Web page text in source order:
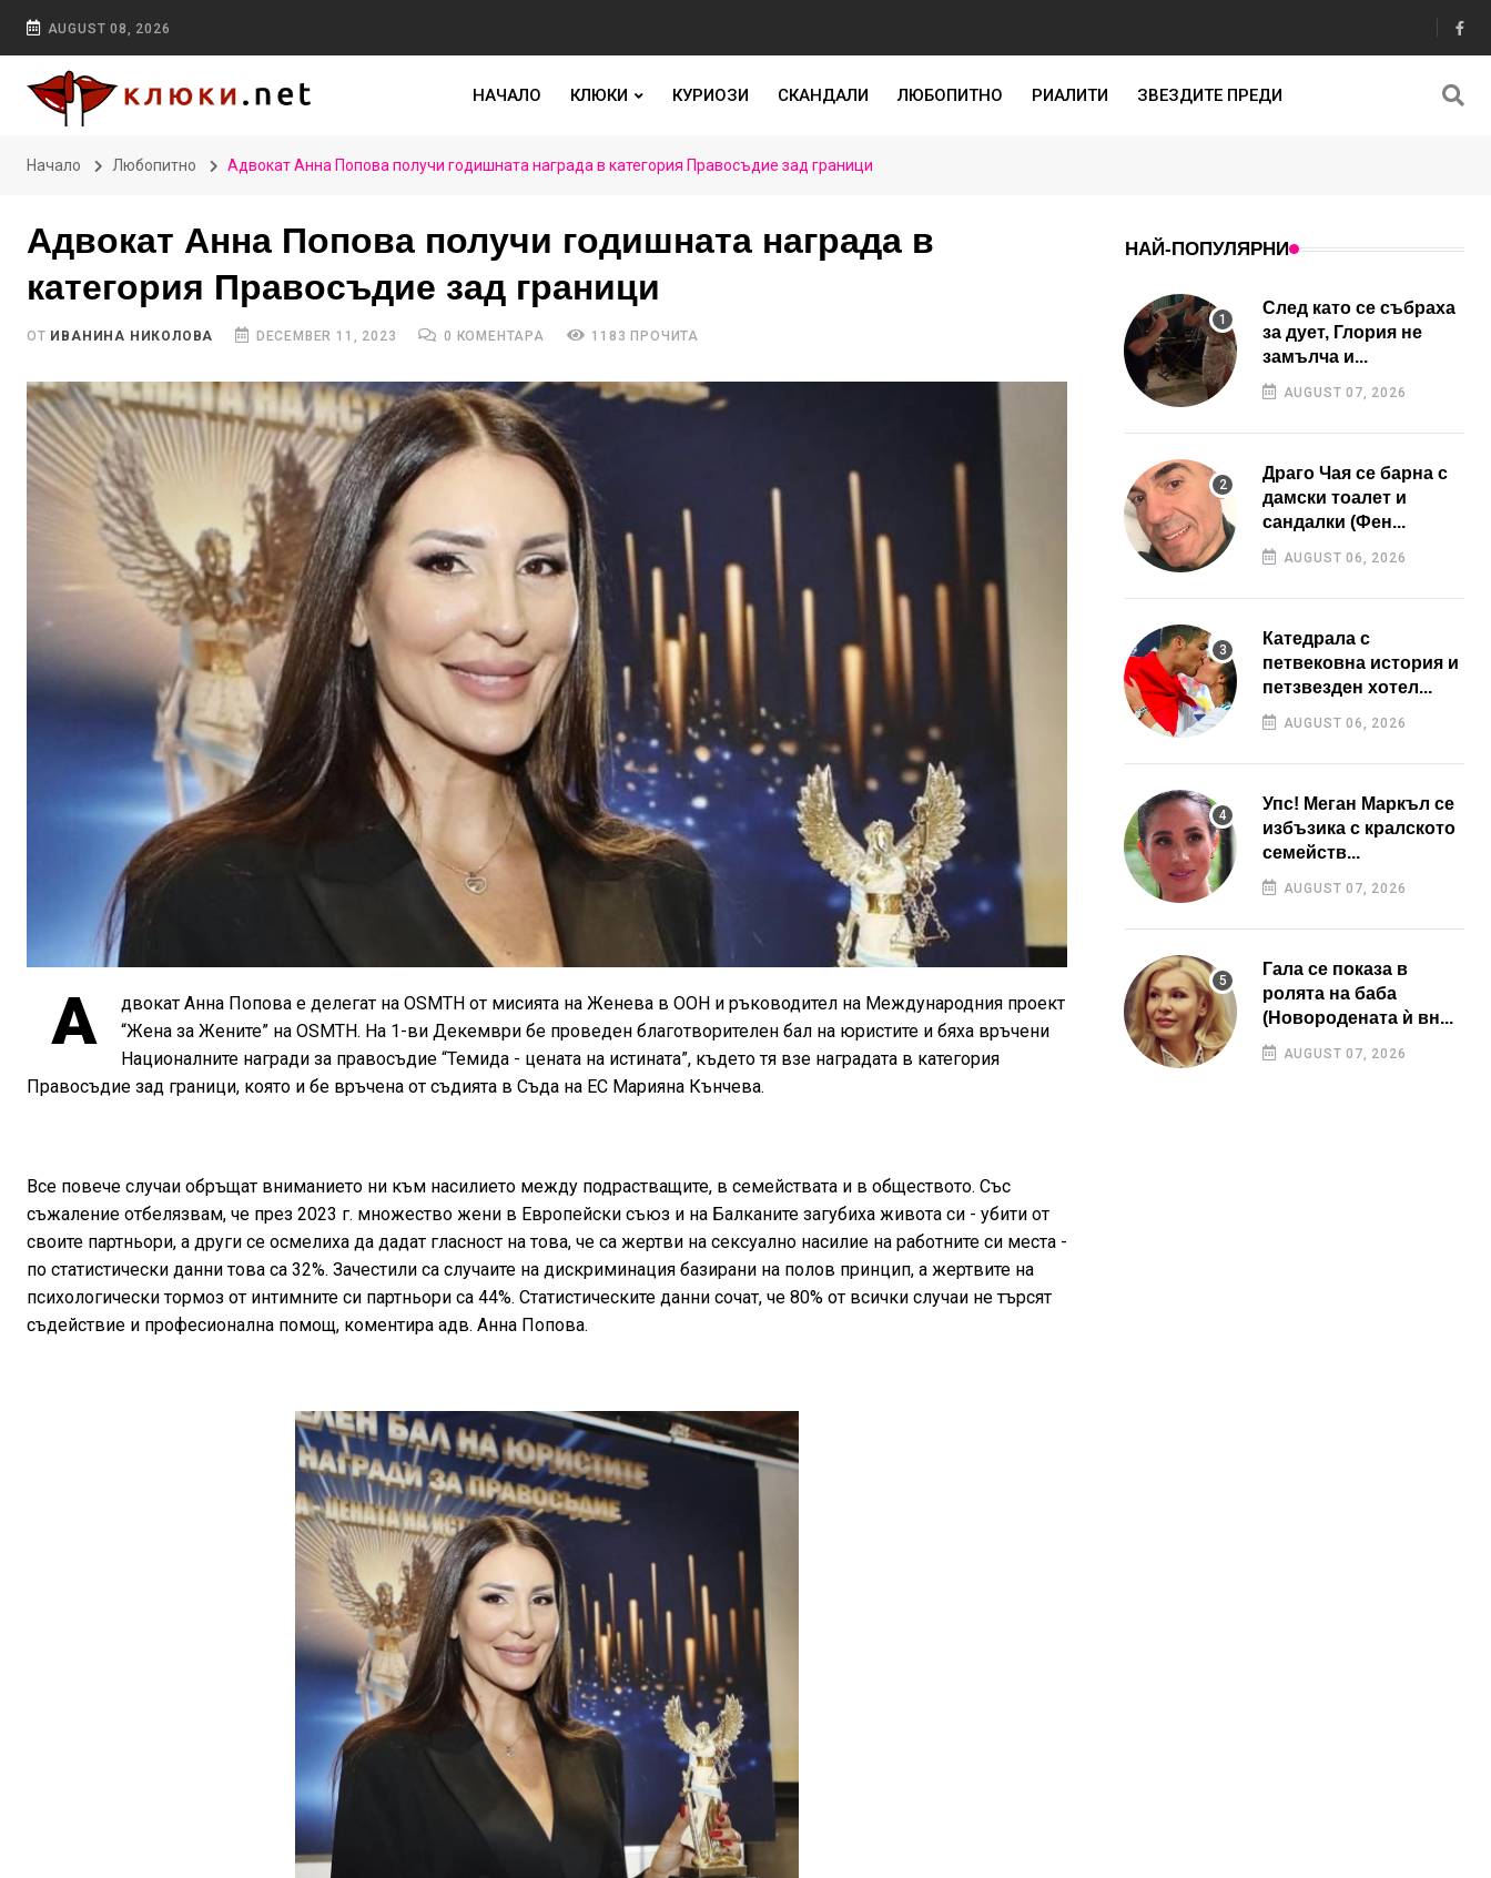
AUGUST 08, 2026
НАЧАЛО КЛЮКИ КУРИОЗИ СКАНДАЛИ ЛЮБОПИТНО РИАЛИТИ ЗВЕЗДИТЕ ПРЕДИ
Начало Любопитно Адвокат Анна Попова получи годишната награда в категория Правосъдие зад граници
Адвокат Анна Попова получи годишната награда в
категория Правосъдие зад граници
ОТ ИВАНИНА НИКОЛОВА DECEMBER 11, 2023 0 КОМЕНТАРА 1183 ПРОЧИТА
А
двокат Анна Попова е делегат на OSMTH от мисията на Женева в ООН и ръководител на Международния проект
“Жена за Жените” на OSMTH. На 1-ви Декември бе проведен благотворителен бал на юристите и бяха връчени
Националните награди за правосъдие “Темида - цената на истината”, където тя взе наградата в категория
Правосъдие зад граници, която и бе връчена от съдията в Съда на ЕС Марияна Кънчева.
Все повече случаи обръщат вниманието ни към насилието между подрастващите, в семействата и в обществото. Със
съжаление отбелязвам, че през 2023 г. множество жени в Европейски съюз и на Балканите загубиха живота си - убити от
своите партньори, а други се осмелиха да дадат гласност на това, че са жертви на сексуално насилие на работните си места -
по статистически данни това са 32%. Зачестили са случаите на дискриминация базирани на полов принцип, а жертвите на
психологически тормоз от интимните си партньори са 44%. Статистическите данни сочат, че 80% от всички случаи не търсят
съдействие и професионална помощ, коментира адв. Анна Попова.
НАЙ-ПОПУЛЯРНИ
След като се събраха
за дует, Глория не
замълча и...
AUGUST 07, 2026
Драго Чая се барна с
дамски тоалет и
сандалки (Фен...
AUGUST 06, 2026
Катедрала с
петвековна история и
петзвезден хотел...
AUGUST 06, 2026
Упс! Меган Маркъл се
избъзика с кралското
семейств...
AUGUST 07, 2026
Гала се показа в
ролята на баба
(Новородената ѝ вн...
AUGUST 07, 2026